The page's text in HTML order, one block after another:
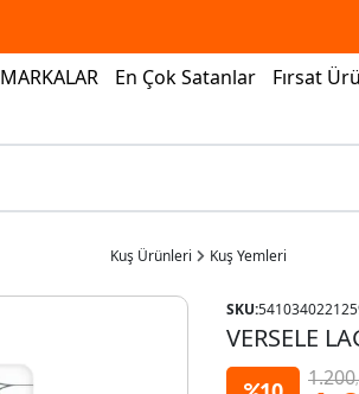
MARKALAR En Çok Satanlar Fırsat
Kuş Ürünleri Kuş Yemleri
SKU:
VERSELE
1.200